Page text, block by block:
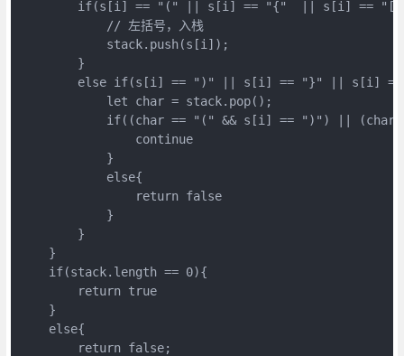
if(s[i] == "(" || s[i] == "{"  || s[i] ==
            // 左括号，入栈
            stack.push(s[i]);
        }
else if(s[i] == ")" || s[i] == "}" || s[i]
            let char = stack.pop();
if((char == "(" && s[i] == ")") ||
                continue
            }
            else{
                return false
            }
        }
    }
    if(stack.length == 0){
        return true
    }
    else{
        return false;